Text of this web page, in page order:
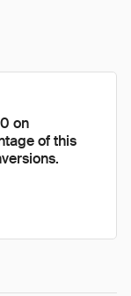
on
of this